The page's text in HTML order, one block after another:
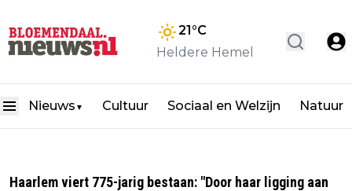
21°C
Heldere Hemel
Nieuws ▼ Cultuur Sociaal en Welzijn Natuur
Haarlem viert 775-jarig bestaan: "Door haar ligging aan